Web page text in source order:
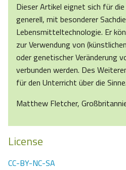
Dieser Artikel eignet sich für die
generell, mit besonderer
Lebensmitteltechnologie. Er
zur Verwendung von
oder genetischer Veränderung
verbunden werden. Des
für den Unterricht über die Sinne.
Matthew Fletcher,
License
CC-BY-NC-SA